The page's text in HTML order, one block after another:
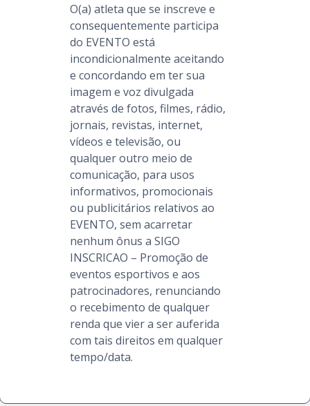
O(a) atleta que se inscreve e
consequentemente participa
do EVENTO está
incondicionalmente aceitando
e concordando em ter sua
imagem e voz divulgada
através de fotos, filmes, rádio,
jornais, revistas, internet,
vídeos e televisão, ou
qualquer outro meio de
comunicação, para usos
informativos, promocionais
ou publicitários relativos ao
EVENTO, sem acarretar
nenhum ônus a SIGO
INSCRICAO – Promoção de
eventos esportivos e aos
patrocinadores, renunciando
o recebimento de qualquer
renda que vier a ser auferida
com tais direitos em qualquer
tempo/data.